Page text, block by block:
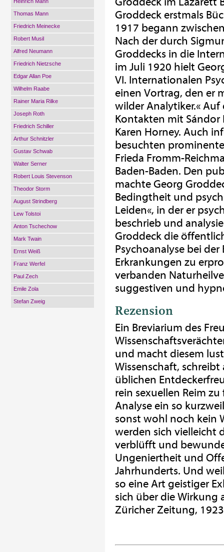
Thomas Mann
Friedrich Meinecke
Robert Musil
Alfred Neumann
Friedrich Nietzsche
Edgar Allan Poe
Wilhelm Raabe
Rainer Maria Rilke
Joseph Roth
Friedrich Schiller
Arthur Schnitzler
Gustav Schwab
Walter Serner
Robert Louis Stevenson
Theodor Storm
August Strindberg
Lew Tolstoi
Anton Tschechow
Mark Twain
Ernst Weiß
Franz Werfel
Paul Zech
Emile Zola
Stefan Zweig
Groddeck erstmals
1917 begann
Nach der durch
Groddecks in die
im Juli 1920 hielt
VI. Internationalen
einen Vortrag, den er
wilder Analytiker.« Auf
Kontakten mit Sándor
Karen Horney. Auch
besuchten
Frieda Fromm-
Baden-Baden. Den
machte Georg
Bedingtheit und
Leiden«, in der er
beschrieb und
Groddeck die
Psychoanalyse bei
Erkrankungen zu
verbanden
suggestiven und
Rezension
Ein Breviarium des
und macht diesem
Wissenschaft,
üblichen
rein sexuellen Reim
Analyse ein so
sonst wohl noch kein
werden sich vielleicht
verblüfft und
Ungeniertheit und
Jahrhunderts. Und
so eine Art geistiger
sich über die Wirkung
Züricher Zeitung,